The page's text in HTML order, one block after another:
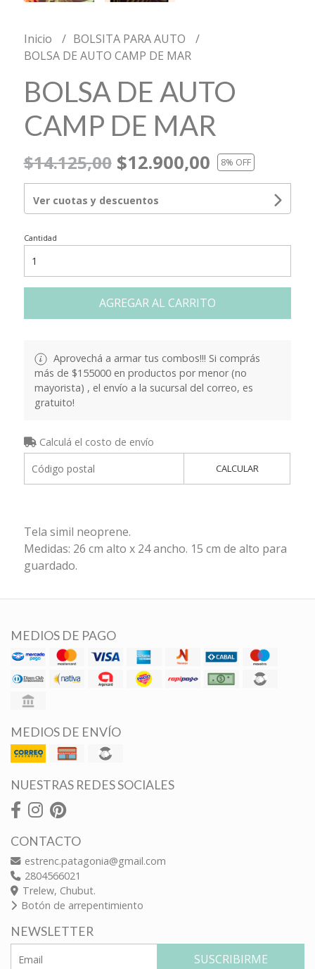
Inicio
BOLSITA PARA AUTO
BOLSA DE AUTO CAMP DE MAR
BOLSA DE AUTO
CAMP DE MAR
$14.125,00$12.900,00 8% OFF
Ver cuotas y descuentos
Cantidad
AGREGAR AL CARRITO
Aprovechá a armar tus combos!!! Si comprás
más de $155000 en productos por menor (no
mayorista) , el envío a la sucursal del correo, es
gratuito!
Calculá el costo de envío
CALCULAR
Tela simil neoprene.
Medidas: 26 cm alto x 24 ancho. 15 cm de alto para
guardado.
MEDIOS DE PAGO
MEDIOS DE ENVÍO
NUESTRAS REDES SOCIALES
CONTACTO
estrenc.patagonia@gmail.com
2804566021
Trelew, Chubut.
Botón de arrepentimiento
NEWSLETTER
SUSCRIBIRME